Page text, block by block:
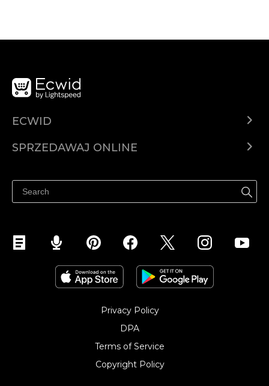
ECWID
Cena
SPRZEDAWAJ ONLINE
Sprzedawaj na Facebooku
Sprzedawaj na Instagramie
Privacy Policy
DPA
Terms of Service
Copyright Policy‎